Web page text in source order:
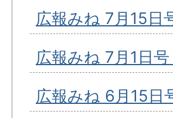
広報みね 7月15日
広報みね 7月1日号
広報みね 6月15日